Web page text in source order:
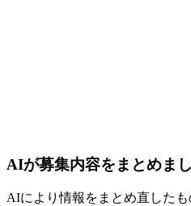
AIが募集内容をまとめまし
AIにより情報をまとめ直した